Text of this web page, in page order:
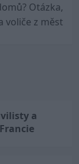
Otázka,
voliče z měst
a